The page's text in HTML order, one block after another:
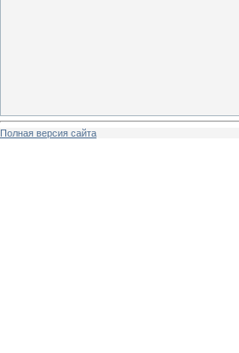
Полная версия сайта